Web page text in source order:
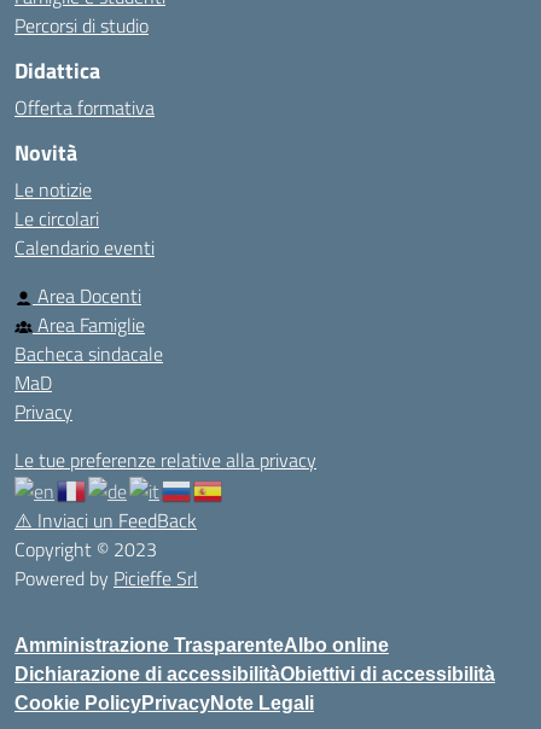
Percorsi di studio
Didattica
Offerta formativa
Novità
Le notizie
Le circolari
Calendario eventi
Area Docenti
Area Famiglie
Bacheca sindacale
MaD
Privacy
Le tue preferenze relative alla privacy
⚠️ Inviaci un FeedBack
Copyright © 2023
Powered by Picieffe Srl
Amministrazione TrasparenteAlbo online
Dichiarazione di accessibilitàObiettivi di accessibilità
Cookie PolicyPrivacyNote Legali